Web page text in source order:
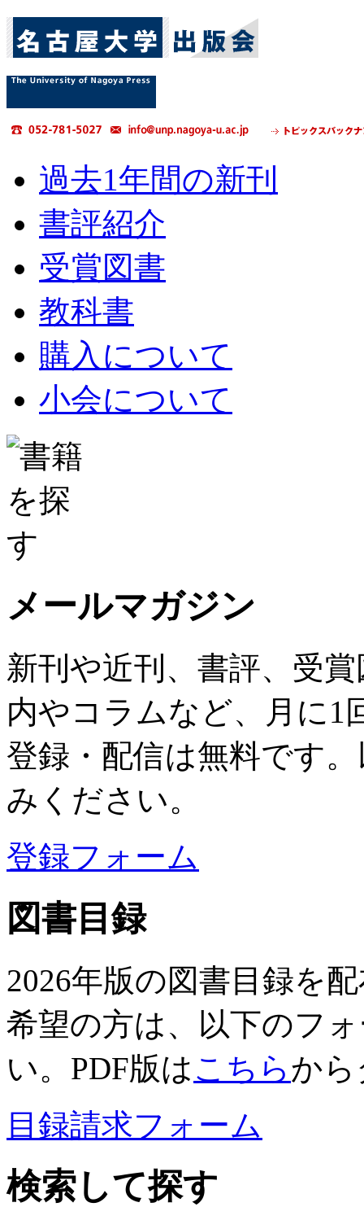
過去1年間の新刊
書評紹介
受賞図書
教科書
購入について
小会について
メールマガジン
新刊や近刊、書評、受
内やコラムなど、月に1
登録・配信は無料です
みください。
登録フォーム
図書目録
2026年版の図書目録を
希望の方は、以下のフ
い。PDF版はこちらか
目録請求フォーム
検索して探す